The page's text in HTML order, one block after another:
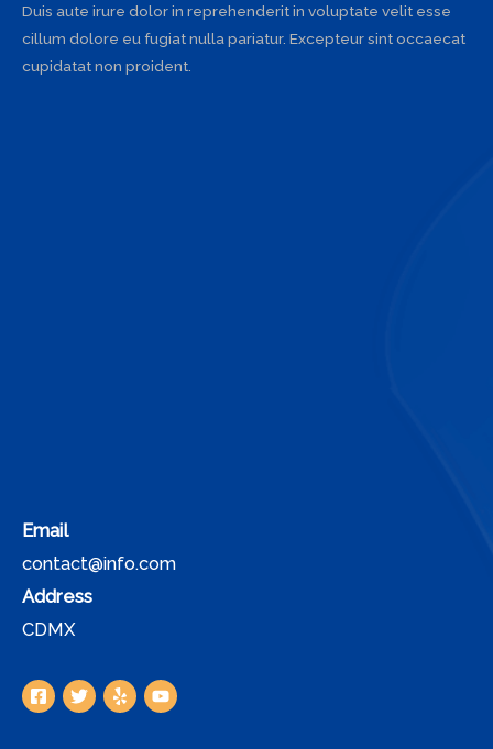
Duis aute irure dolor in reprehenderit in voluptate velit esse
cillum dolore eu fugiat nulla pariatur. Excepteur sint occaecat
cupidatat non proident.
Email
contact@info.com
Address
CDMX